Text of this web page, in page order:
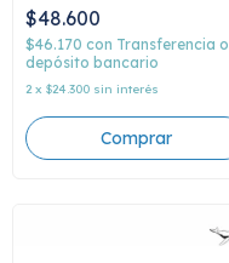
$48.600
$46.170 con Transferencia o
depósito bancario
2 x $24.300 sin interés